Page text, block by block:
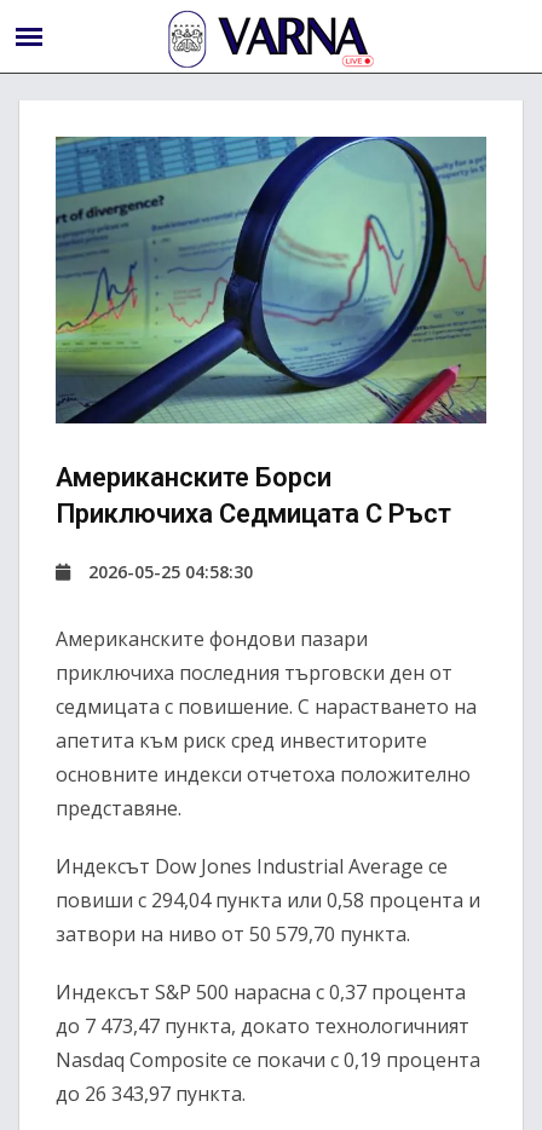
Американските Борси
Приключиха Седмицата С Ръст
2026-05-25 04:58:30
Американските фондови пазари
приключиха последния търговски ден от
седмицата с повишение. С нарастването на
апетита към риск сред инвеститорите
основните индекси отчетоха положително
представяне.
Индексът Dow Jones Industrial Average се
повиши с 294,04 пункта или 0,58 процента и
затвори на ниво от 50 579,70 пункта.
Индексът S&P 500 нарасна с 0,37 процента
до 7 473,47 пункта, докато технологичният
Nasdaq Composite се покачи с 0,19 процента
до 26 343,97 пункта.